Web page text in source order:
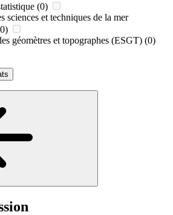
(0)
sciences et techniques de la mer
géomètres et topographes (ESGT) (0)